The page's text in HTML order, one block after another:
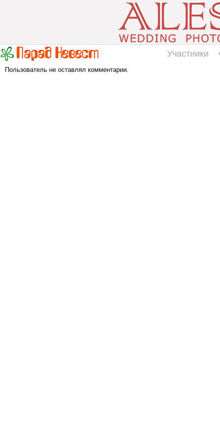
Участники
Пользователь не оставлял комментарии.